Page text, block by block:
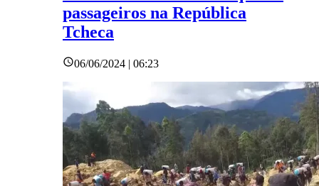
passageiros na República
Tcheca
06/06/2024 | 06:23